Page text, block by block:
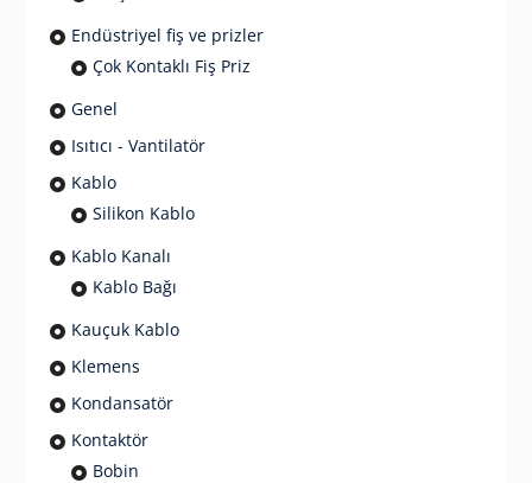
Endüstriyel fiş ve prizler
Çok Kontaklı Fiş Priz
Genel
Isıtıcı - Vantilatör
Kablo
Silikon Kablo
Kablo Kanalı
Kablo Bağı
Kauçuk Kablo
Klemens
Kondansatör
Kontaktör
Bobin